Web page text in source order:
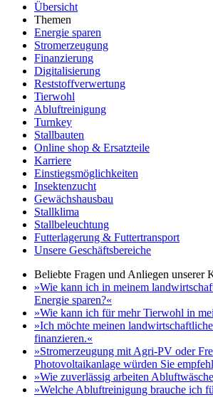
Übersicht
Themen
Energie sparen
Stromerzeugung
Finanzierung
Digitalisierung
Reststoffverwertung
Tierwohl
Abluftreinigung
Turnkey
Stallbauten
Online shop & Ersatzteile
Karriere
Einstiegsmöglichkeiten
Insektenzucht
Gewächshausbau
Stallklima
Stallbeleuchtung
Futterlagerung & Futtertransport
Unsere Geschäftsbereiche
Beliebte Fragen und Anliegen unserer
»Wie kann ich in meinem
Energie sparen?«
»Wie kann ich für mehr Tierwohl in
»Ich möchte meinen
finanzieren.«
»Stromerzeugung mit Agri-PV oder
Photovoltaikanlage würden Sie
»Wie zuverlässig arbeiten
»Welche Abluftreinigung brauche ich